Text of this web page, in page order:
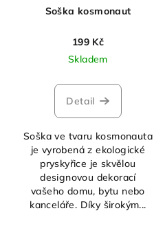
Soška kosmonaut
199 Kč
Skladem
Detail
Soška ve tvaru kosmonauta
je vyrobená z ekologické
pryskyřice je skvělou
designovou dekorací
vašeho domu, bytu nebo
kanceláře. Díky širokým...